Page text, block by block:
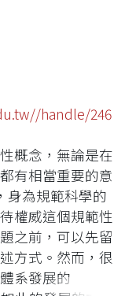
handle/246
概念，無論是在
有相當重要的意
身為規範科學的
權威這個規範性
之前，可以先留
方式。然而，很
系發展的